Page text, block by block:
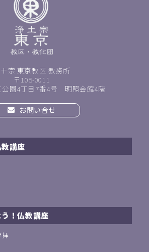
宗 東京教区 教務所
〒105-0011
公園4丁目7番4号 明照会館4階
お問い合せ
講座
！仏教講座